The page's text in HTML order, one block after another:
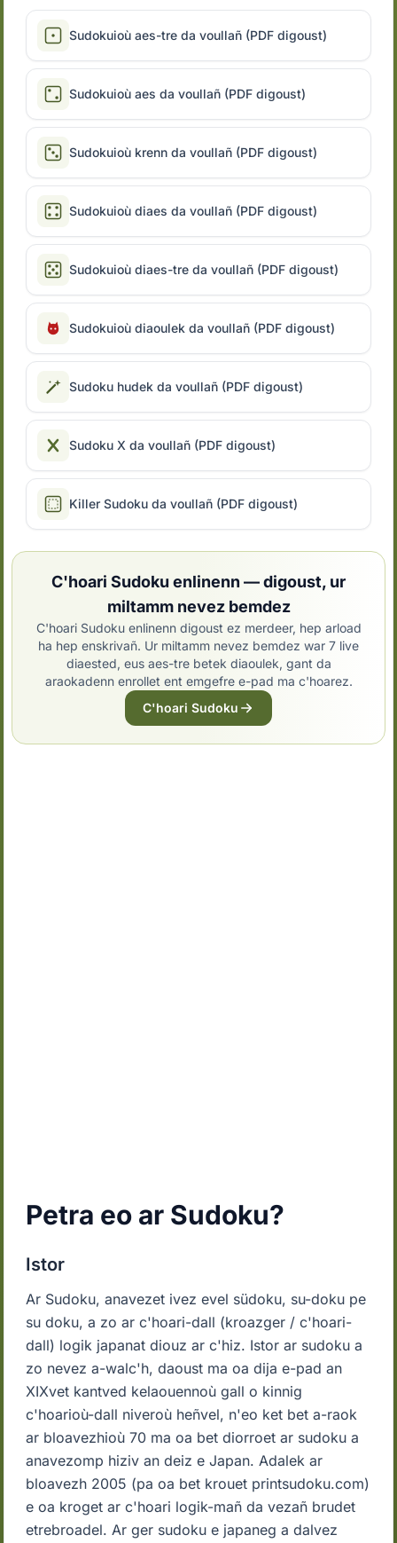
Sudokuioù aes-tre da voullañ (PDF digoust)
Sudokuioù aes da voullañ (PDF digoust)
Sudokuioù krenn da voullañ (PDF digoust)
Sudokuioù diaes da voullañ (PDF digoust)
Sudokuioù diaes-tre da voullañ (PDF digoust)
Sudokuioù diaoulek da voullañ (PDF digoust)
Sudoku hudek da voullañ (PDF digoust)
Sudoku X da voullañ (PDF digoust)
Killer Sudoku da voullañ (PDF digoust)
C'hoari Sudoku enlinenn — digoust, ur
miltamm nevez bemdez
C'hoari Sudoku enlinenn digoust ez merdeer, hep arload
ha hep enskrivañ. Ur miltamm nevez bemdez war 7 live
diaested, eus aes-tre betek diaoulek, gant da
araokadenn enrollet ent emgefre e-pad ma c'hoarez.
C'hoari Sudoku
Petra eo ar Sudoku?
Istor
Ar Sudoku, anavezet ivez evel südoku, su-doku pe
su doku, a zo ar c'hoari-dall (kroazger / c'hoari-
dall) logik japanat diouz ar c'hiz. Istor ar sudoku a
zo nevez a-walc'h, daoust ma oa dija e-pad an
XIXvet kantved kelaouennoù gall o kinnig
c'hoarioù-dall niveroù heñvel, n'eo ket bet a-raok
ar bloavezhioù 70 ma oa bet diorroet ar sudoku a
anavezomp hiziv an deiz e Japan. Adalek ar
bloavezh 2005 (pa oa bet krouet printsudoku.com)
e oa kroget ar c'hoari logik-mañ da vezañ brudet
etrebroadel. Ar ger sudoku e japaneg a dalvez